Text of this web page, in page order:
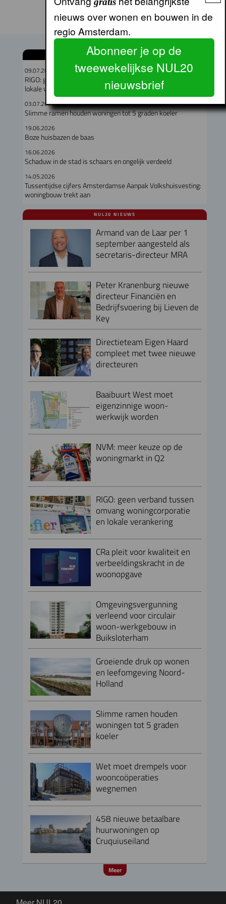
GERELATEERDE ARTIKELEN
09.07.2026
RIGO: geen verband tussen omvang woningcorporatie en
lokale verankering
03.07.2026
Slimme ramen houden woningen tot 5 graden koeler
19.06.2026
Boze huisbazen de baas
16.06.2026
Schaduw in de stad is schaars en ongelijk verdeeld
14.05.2026
Tussentijdse cijfers Amsterdamse Aanpak Volkshuisvesting:
woningbouw trekt aan
NUL20 NIEUWS
Armand van de Laar per 1
september aangesteld als
secretaris-directeur MRA
Peter Kranenburg nieuwe
directeur Financiën en
Bedrijfsvoering bij Lieven de
Key
Directieteam Eigen Haard
compleet met twee nieuwe
directeuren
Baaibuurt West moet
eigenzinnige woon-
werkwijk worden
NVM: meer keuze op de
woningmarkt in Q2
RIGO: geen verband tussen
omvang woningcorporatie
en lokale verankering
CRa pleit voor kwaliteit en
verbeeldingskracht in de
woonopgave
Omgevingsvergunning
verleend voor circulair
woon-werkgebouw in
Buiksloterham
Groeiende druk op wonen
en leefomgeving Noord-
Holland
Slimme ramen houden
woningen tot 5 graden
koeler
Wet moet drempels voor
wooncoöperaties
wegnemen
458 nieuwe betaalbare
huurwoningen op
Cruquiuseiland
Meer
nieuws over wonen en bouwen in de
regio Amsterdam.
Abonneer je op de
tweewekelijkse NUL20
nieuwsbrief